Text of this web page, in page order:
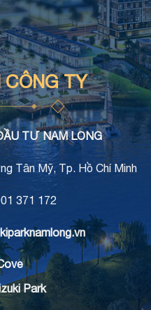
TY
TƯ NAM LONG
Tân Mỹ, Tp. Hồ Chí Minh
371 172
Park